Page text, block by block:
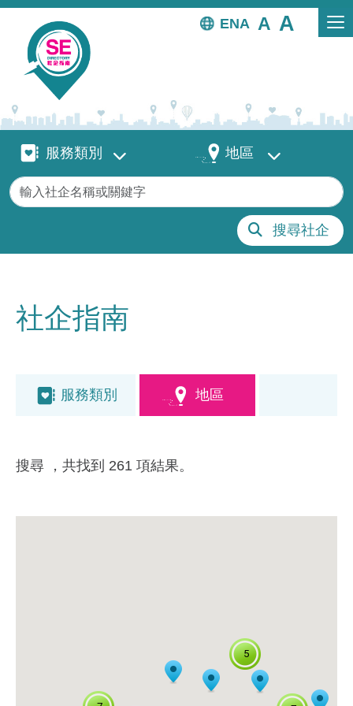
移至主內容
EN
服務類別服務類別 地區 地區
關鍵字
搜尋社企
社企指南
服務類別 地區
搜尋 ，共找到 261 項結果。
5